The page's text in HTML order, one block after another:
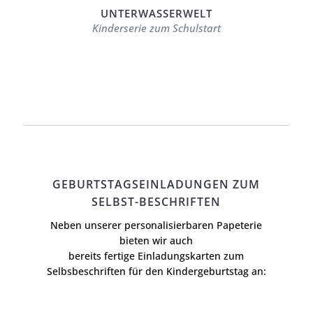
UNTERWASSERWELT
Kinderserie zum Schulstart
GEBURTSTAGSEINLADUNGEN ZUM
SELBST-BESCHRIFTEN
Neben unserer personalisierbaren Papeterie
bieten wir auch
bereits fertige Einladungskarten zum
Selbsbeschriften für den Kindergeburtstag an: